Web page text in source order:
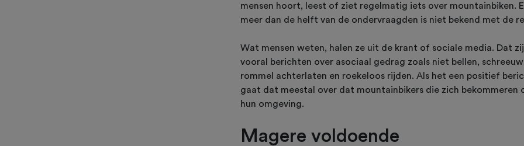
mensen hoort, leest of ziet regelmatig iets over mountainbiken.
meer dan de helft van de ondervraagden is niet bekend met de
Wat mensen weten, halen ze uit de krant of sociale media. Dat
vooral berichten over asociaal gedrag zoals niet bellen,
rommel achterlaten en roekeloos rijden. Als het een positief
gaat dat meestal over dat mountainbikers die zich bekommeren
hun omgeving.
Magere voldoende